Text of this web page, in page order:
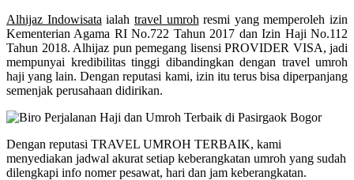
Alhijaz Indowisata ialah travel umroh resmi yang memperoleh izin
Kementerian Agama RI No.722 Tahun 2017 dan Izin Haji No.112
Tahun 2018. Alhijaz pun pemegang lisensi PROVIDER VISA, jadi
mempunyai kredibilitas tinggi dibandingkan dengan travel umroh
haji yang lain. Dengan reputasi kami, izin itu terus bisa diperpanjang
semenjak perusahaan didirikan.
Dengan reputasi TRAVEL UMROH TERBAIK, kami
menyediakan jadwal akurat setiap keberangkatan umroh yang sudah
dilengkapi info nomer pesawat, hari dan jam keberangkatan.